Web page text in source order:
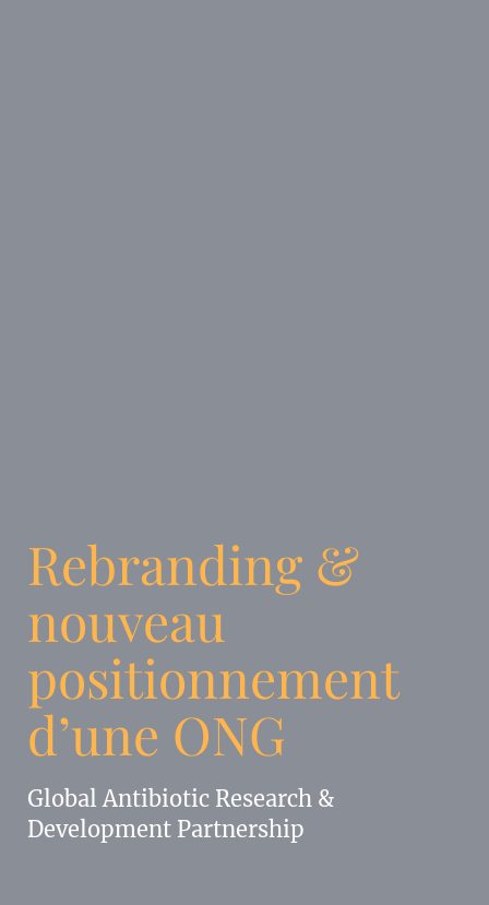
Rebranding &
nouveau
positionnement
d’une ONG
Global Antibiotic Research &
Development Partnership